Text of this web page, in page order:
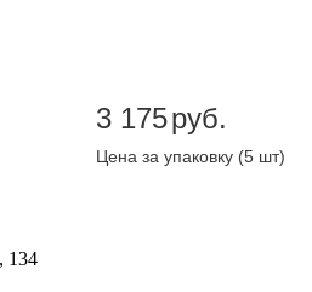
3 175руб.
Цена за упаковку (5 шт)
134